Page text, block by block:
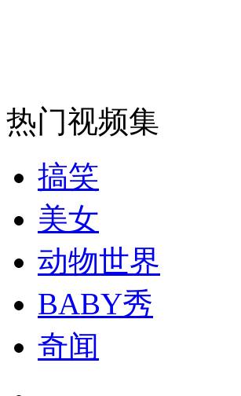
纽约上演“枕头大战”
司机酒驾遇交警 急速倒车逃窜
热门视频集
搞笑
美女
动物世界
BABY秀
奇闻